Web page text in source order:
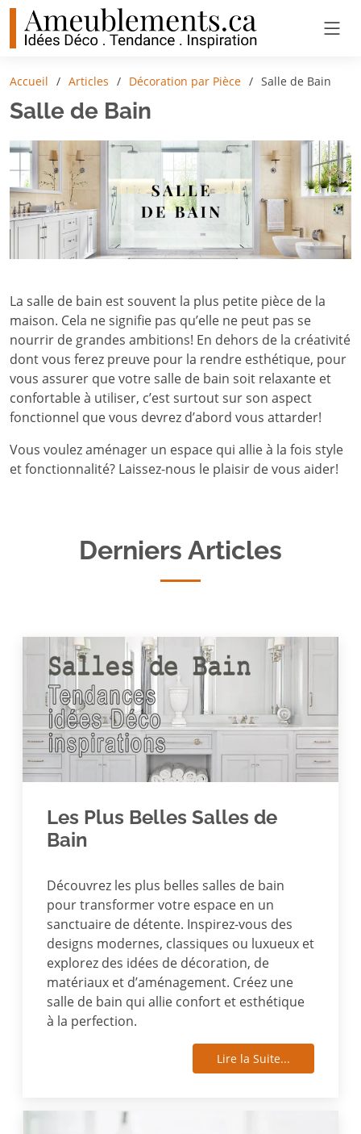
Accueil Articles Décoration par Pièce Salle de Bain
Salle de Bain
La salle de bain est souvent la plus petite pièce de la
maison. Cela ne signifie pas qu’elle ne peut pas se
nourrir de grandes ambitions! En dehors de la créativité
dont vous ferez preuve pour la rendre esthétique, pour
vous assurer que votre salle de bain soit relaxante et
confortable à utiliser, c’est surtout sur son aspect
fonctionnel que vous devrez d’abord vous attarder!
Vous voulez aménager un espace qui allie à la fois style
et fonctionnalité? Laissez-nous le plaisir de vous aider!
Derniers Articles
Les Plus Belles Salles de
Bain
Découvrez les plus belles salles de bain
pour transformer votre espace en un
sanctuaire de détente. Inspirez-vous des
designs modernes, classiques ou luxueux et
explorez des idées de décoration, de
matériaux et d’aménagement. Créez une
salle de bain qui allie confort et esthétique
à la perfection.
Lire la Suite...